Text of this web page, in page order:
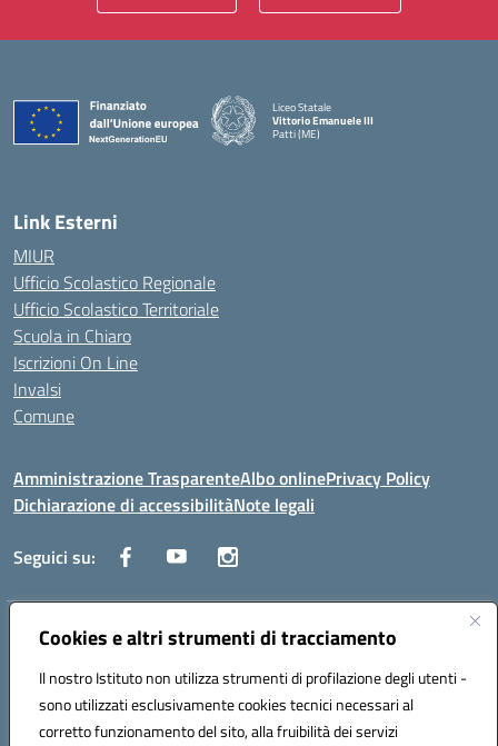
Cookies e altri strumenti di tracciamento
Il nostro Istituto non utilizza strumenti di profilazione degli utenti -
sono utilizzati esclusivamente cookies tecnici necessari al
corretto funzionamento del sito, alla fruibilità dei servizi
Liceo Statale
Vittorio Emanuele III
Patti (ME)
Link Esterni
MIUR
Ufficio Scolastico Regionale
Ufficio Scolastico Territoriale
Scuola in Chiaro
Iscrizioni On Line
Invalsi
Comune
Amministrazione TrasparenteAlbo onlinePrivacy Policy
Dichiarazione di accessibilitàNote legali
Seguici su:
Indirizzo:Via Trieste, 43 – 98066 Patti (ME)
Posta elettronica certificata (PEC):mepc060006@pec.istruzione.it
Codice fiscale: 86000610831